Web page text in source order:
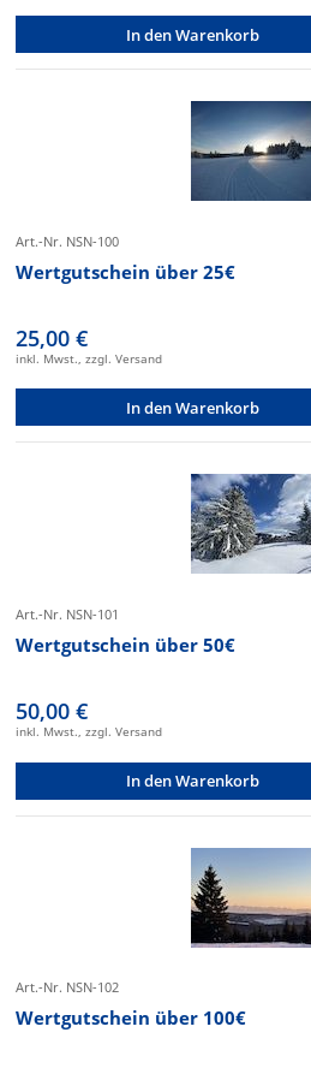
In den Warenkorb
Art.-Nr. NSN-100
Wertgutschein über 25€
25,00 €
inkl. Mwst., zzgl. Versand
In den Warenkorb
Art.-Nr. NSN-101
Wertgutschein über 50€
50,00 €
inkl. Mwst., zzgl. Versand
In den Warenkorb
Art.-Nr. NSN-102
Wertgutschein über 100€